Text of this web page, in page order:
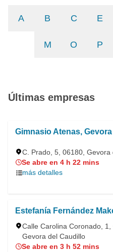
A B C E
M O P
Últimas empresas
Gimnasio Atenas, Gevora
C. Prado, 5, 06180, Gevora
Se abre en 4 h 22 mins
más detalles
Estefanía Fernández
Calle Carolina Coronado, 1,
Gevora del Caudillo
Se abre en 3 h 52 mins